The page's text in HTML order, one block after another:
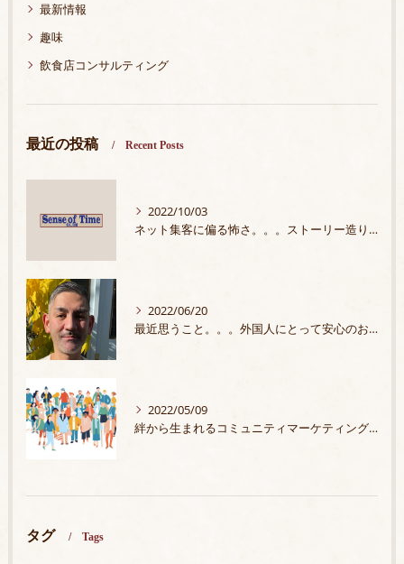
最新情報
趣味
飲食店コンサルティング
最近の投稿 Recent Posts
2022/10/03
ネット集客に偏る怖さ。。。ストーリー造りの大切さ
2022/06/20
最近思うこと。。。外国人にとって安心のお店
2022/05/09
絆から生まれるコミュニティマーケティングプラン
タグ Tags